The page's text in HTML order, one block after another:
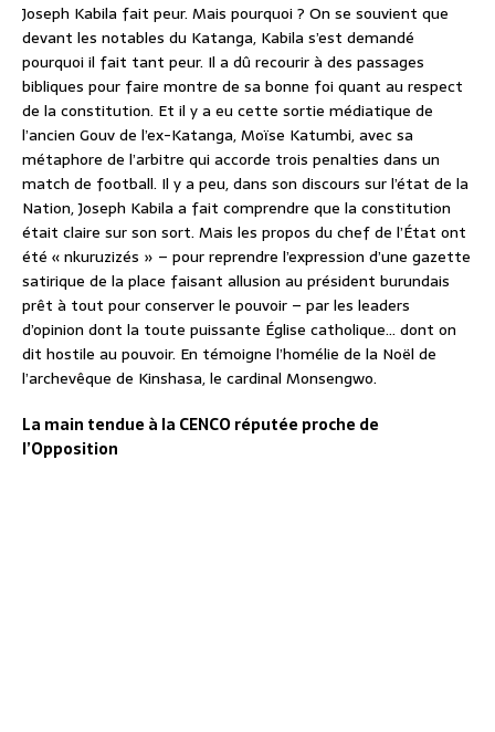
Joseph Kabila fait peur. Mais pourquoi ? On se souvient que
devant les notables du Katanga, Kabila s’est demandé
pourquoi il fait tant peur. Il a dû recourir à des passages
bibliques pour faire montre de sa bonne foi quant au respect
de la constitution. Et il y a eu cette sortie médiatique de
l’ancien Gouv de l’ex-Katanga, Moïse Katumbi, avec sa
métaphore de l’arbitre qui accorde trois penalties dans un
match de football. Il y a peu, dans son discours sur l’état de la
Nation, Joseph Kabila a fait comprendre que la constitution
était claire sur son sort. Mais les propos du chef de l’État ont
été « nkuruzizés » – pour reprendre l’expression d’une gazette
satirique de la place faisant allusion au président burundais
prêt à tout pour conserver le pouvoir – par les leaders
d’opinion dont la toute puissante Église catholique… dont on
dit hostile au pouvoir. En témoigne l’homélie de la Noël de
l’archevêque de Kinshasa, le cardinal Monsengwo.
La main tendue à la CENCO réputée proche de
l’Opposition